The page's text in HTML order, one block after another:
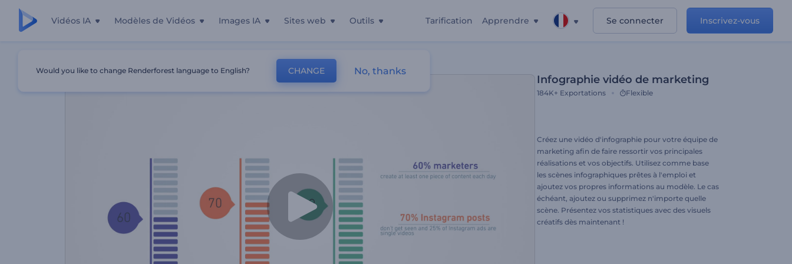
Vidéos IA Modèles de Vidéos Images IA Sites web Outils Tarification Apprendre Se connecter Inscrivez-vous
Infographie vidéo de marketing
184K+ Exportations Flexible
Créez une vidéo d'infographie pour votre équipe de
marketing afin de faire ressortir vos principales
réalisations et vos objectifs. Utilisez comme base
les scènes infographiques prêtes à l'emploi et
ajoutez vos propres informations au modèle. Le cas
échéant, ajoutez ou supprimez n'importe quelle
scène. Présentez vos statistiques avec des visuels
créatifs dès maintenant !
Would you like to change Renderforest language to English? CHANGE No, thanks